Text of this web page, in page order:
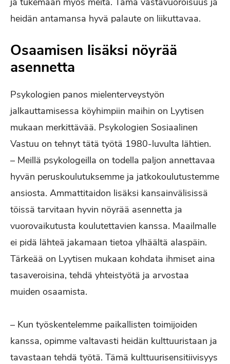
heidän antamansa hyvä palaute on liikuttavaa.
Osaamisen lisäksi nöyrää
asennetta
Psykologien panos mielenterveystyön
jalkauttamisessa köyhimpiin maihin on Lyytisen
mukaan merkittävää. Psykologien Sosiaalinen
Vastuu on tehnyt tätä työtä 1980-luvulta lähtien.
– Meillä psykologeilla on todella paljon annettavaa
hyvän peruskoulutuksemme ja jatkokoulutustemme
ansiosta. Ammattitaidon lisäksi kansainvälisissä
töissä tarvitaan hyvin nöyrää asennetta ja
vuorovaikutusta koulutettavien kanssa. Maailmalle
ei pidä lähteä jakamaan tietoa ylhäältä alaspäin.
Tärkeää on Lyytisen mukaan kohdata ihmiset aina
tasaveroisina, tehdä yhteistyötä ja arvostaa
muiden osaamista.
– Kun työskentelemme paikallisten toimijoiden
kanssa, opimme valtavasti heidän kulttuuristaan ja
tavastaan tehdä työtä. Tämä kulttuurisensitiivisyys